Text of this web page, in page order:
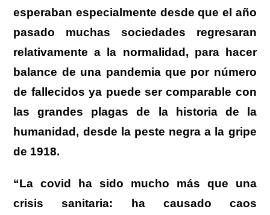
esperaban especialmente desde que el año
pasado muchas sociedades regresaran
relativamente a la normalidad, para hacer
balance de una pandemia que por número
de fallecidos ya puede ser comparable con
las grandes plagas de la historia de la
humanidad, desde la peste negra a la gripe
de 1918.
“La covid ha sido mucho más que una
crisis sanitaria: ha causado caos